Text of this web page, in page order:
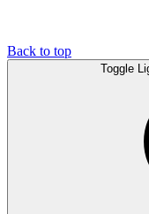
Back to top
Toggle